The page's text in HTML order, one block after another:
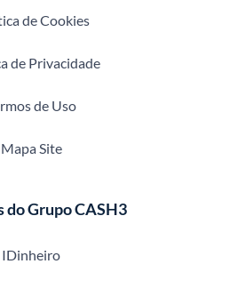
de Cookies
de Privacidade
de Uso
Mapa Site
do Grupo CASH3
IDinheiro